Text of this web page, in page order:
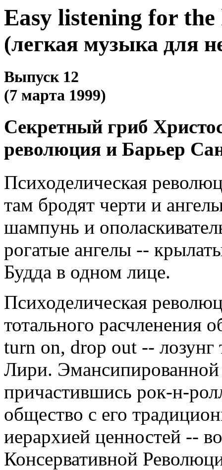
Easy listening for
(легкая музыка для
Выпуск 12
(7 марта 1999)
Секретный гриб
революция и Барьер
Психоделическая
там бродят черти и
шампунь и
рогатые ангелы --
Будда в одном лице.
Психоделическая
тотального расчленения
turn on, drop out -- лозунг
Лири. Эмансипированной
причастившись рок-н-
общество с его
иерархией ценностей --
Консервативной